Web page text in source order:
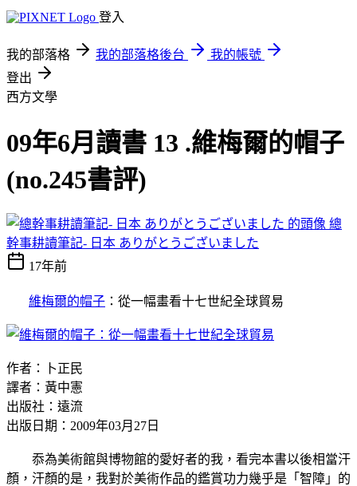
登入
我的部落格 我的部落格後台
我的帳號
登出
西方文學
09年6月讀書 13 .維梅爾的帽子
(no.245書評)
總
幹事耕讀筆記- 日本 ありがとうございました
17年前
維梅爾的帽子 ：從一幅畫看十七世紀全球貿易
作者：卜正民
譯者：黃中憲
出版社：遠流
出版日期：2009年03月27日
忝為美術館與博物館的愛好者的我，看完本書以後相當汗
顏，汗顏的是，我對於美術作品的鑑賞功力幾乎是「智障」的